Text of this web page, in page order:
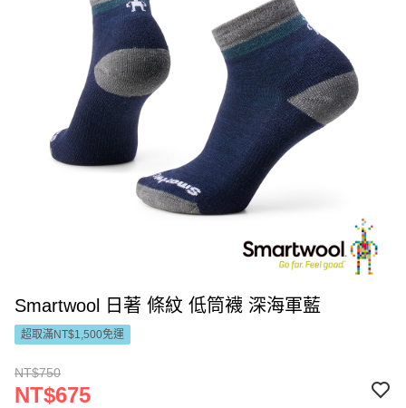
Smartwool 日著 條紋 低筒襪 深海軍藍
超取滿NT$1,500免運
NT$750
NT$675